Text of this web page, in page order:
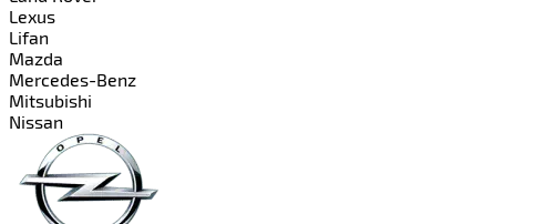
Lexus
Lifan
Mazda
Mercedes-Benz
Mitsubishi
Nissan